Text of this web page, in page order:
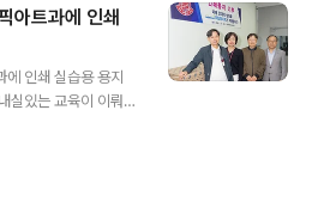
리를 빛냈다. 김윤중
산업이 도심 제조업
, 조합이 60년 넘는
로 선배님들의 헌신
한, 원자재 가격 상승,
가격 부재, 도심 인쇄
아트과에 인쇄
인쇄 실습용 용지
실있는 교육이 이뤄질
어갈 인재 양성을 위